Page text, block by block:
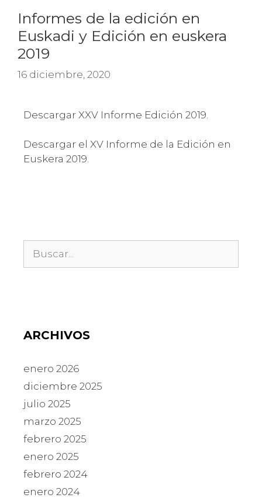
Informes de la edición en
Euskadi y Edición en euskera
2019
16 diciembre, 2020
Descargar XXV Informe Edición 2019.
Descargar el XV Informe de la Edición en
Euskera 2019.
ARCHIVOS
enero 2026
diciembre 2025
julio 2025
marzo 2025
febrero 2025
enero 2025
febrero 2024
enero 2024